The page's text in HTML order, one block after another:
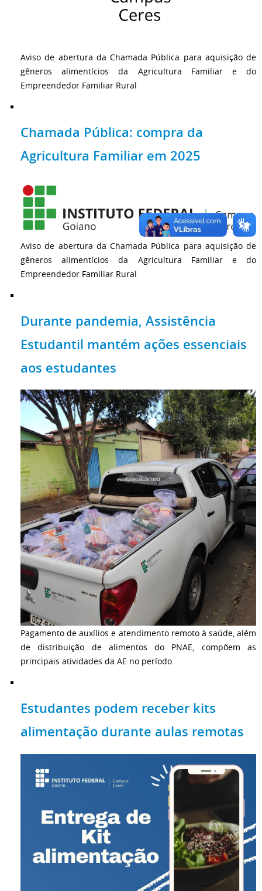
Aviso de abertura da Chamada Pública para aquisição de
gêneros alimentícios da Agricultura Familiar e do
Empreendedor Familiar Rural
Chamada Pública: compra da
Agricultura Familiar em 2025
Aviso de abertura da Chamada Pública para aquisição de
gêneros alimentícios da Agricultura Familiar e do
Empreendedor Familiar Rural
Durante pandemia, Assistência
Estudantil mantém ações essenciais
aos estudantes
Pagamento de auxílios e atendimento remoto à saúde, além
de distribuição de alimentos do PNAE, compõem as
principais atividades da AE no período
Estudantes podem receber kits
alimentação durante aulas remotas